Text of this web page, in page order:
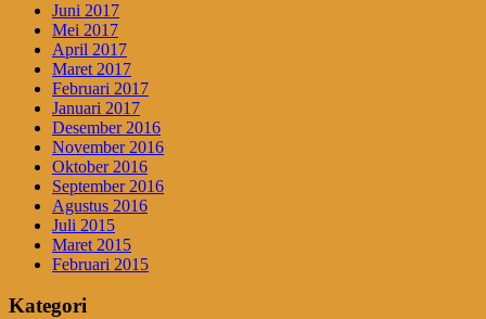
Juni 2017
Mei 2017
April 2017
Maret 2017
Februari 2017
Januari 2017
Desember 2016
November 2016
Oktober 2016
September 2016
Agustus 2016
Juli 2015
Maret 2015
Februari 2015
Kategori